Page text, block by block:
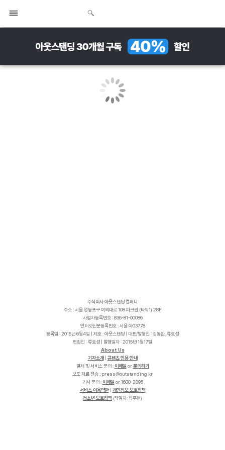
주식회사 아웃스탠딩 컴퍼니
주소 : 서울 영등포구 여의대로 108 파크원 (타워1) 28F
사업자등록번호 : 836-81-00086
인터넷신문등록번호 : 서울 아03778
등록일 : 2015년 6월4일 | 제호 : 아웃스탠딩 | 대표/발행인 : 김동환, 류호성
편집인 : 류호성 | 발행일자 : 2015년 1월17일
About Us
기자소개
콘텐츠 인용 안내
결제 및 서비스 문의 : 이메일 or문의하기
보도 자료 전송 :
r
k
.
g
n
i
d
n
a
t
s
t
u
o
@
s
s
e
r
p
기사 문의 : 이메일 or 1600-2895
서비스 이용약관| 개인정보 보호정책
청소년 보호정책 (책임자: 박주현)